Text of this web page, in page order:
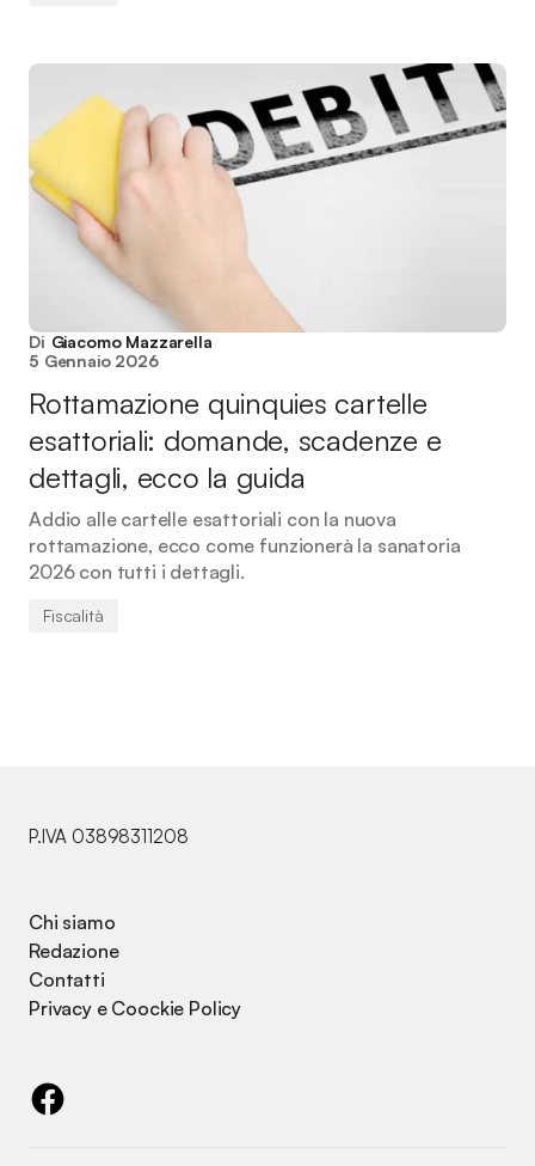
Di Giacomo Mazzarella
5 Gennaio 2026
Rottamazione quinquies cartelle
esattoriali: domande, scadenze e
dettagli, ecco la guida
Addio alle cartelle esattoriali con la nuova
rottamazione, ecco come funzionerà la sanatoria
2026 con tutti i dettagli.
Fiscalità
P.IVA 03898311208
Chi siamo
Redazione
Contatti
Privacy e Coockie Policy